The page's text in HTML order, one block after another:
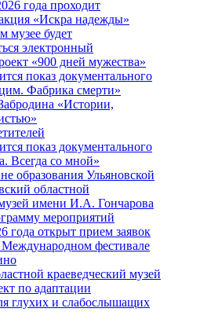
года проходит
«Искра надежды»
музее будет
электронный
«900 дней мужества»
показ документального
Фабрика смерти»
«Истории,
показ документального
Всегда со мной»
образования Ульяновской
областной
имени И.А. Гончарова
мероприятий
года открыт прием заявок
фестивале
краеведческий музей
по адаптации
глухих и слабослышащих